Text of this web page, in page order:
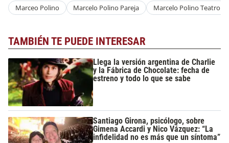
Marceo Polino Marcelo Polino Pareja Marcelo Polino Teatro
TAMBIÉN TE PUEDE INTERESAR
Llega la versión argentina de Charlie
y la Fábrica de Chocolate: fecha de
estreno y todo lo que se sabe
Santiago Girona, psicólogo, sobre
Gimena Accardi y Nico Vázquez: “La
infidelidad no es más que un síntoma”